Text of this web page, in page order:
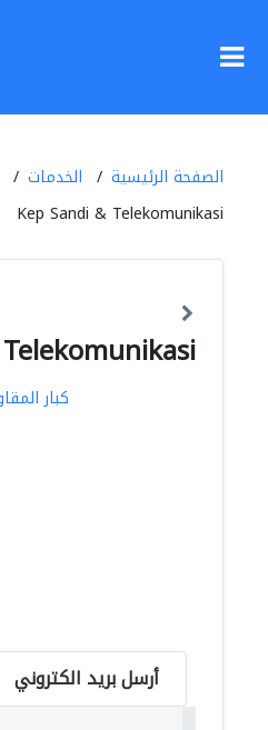
الصفحة الرئيسية الخدمات
Kep Sandi & Telekomunikasi
كبار
أرسل بريد الكتروني